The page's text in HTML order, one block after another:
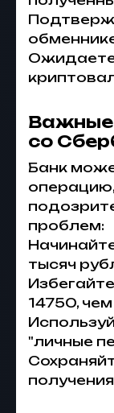
Важные
со
Банк
проблем:
тысяч
14750,
"личные